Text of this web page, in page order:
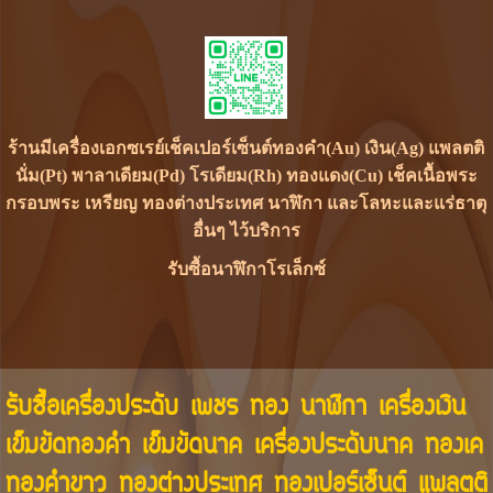
ร้านมีเครื่องเอกซเรย์เช็คเปอร์เซ็นต์ทองคำ(Au) เงิน(Ag) แพลตติ
นั่ม(Pt) พาลาเดียม(Pd) โรเดียม(Rh) ทองแดง(Cu) เช็คเนื้อพระ
กรอบพระ เหรียญ ทองต่างประเทศ นาฬิกา และโลหะและแร่ธาตุ
อื่นๆ ไว้บริการ
รับซื้อนาฬิกาโรเล็กซ์
รับซื้อเครื่องประดับ เพชร ทอง นาฬิกา เครื่องเงิน
เข็มขัดทองคำ เข็มขัดนาค เครื่องประดับนาค ทองเค